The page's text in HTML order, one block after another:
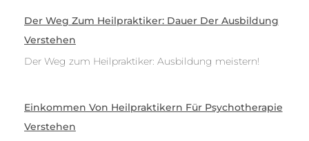
Der Weg Zum Heilpraktiker: Dauer Der Ausbildung
Verstehen
Der Weg zum Heilpraktiker: Ausbildung meistern!
Einkommen Von Heilpraktikern Für Psychotherapie
Verstehen